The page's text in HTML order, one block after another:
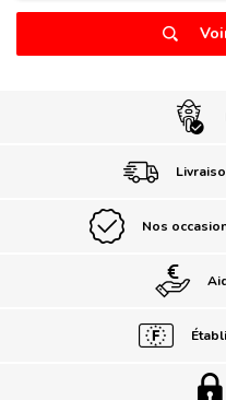
Nos